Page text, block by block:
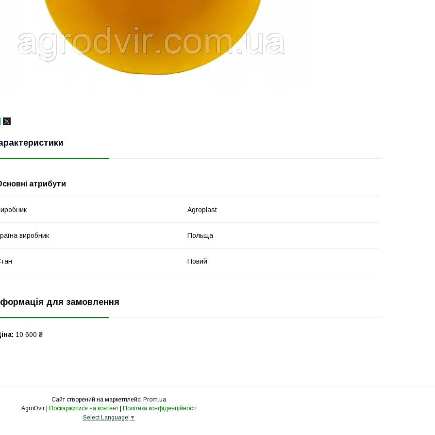
атрибути
Agroplast
виробник Польща
Новий
для замовлення
10 600 ₴
Сайт створений на маркетплейсі Prom.ua
AgroDvir | Поскаржитися на контент | Політика конфіденційності
Select Language ▼